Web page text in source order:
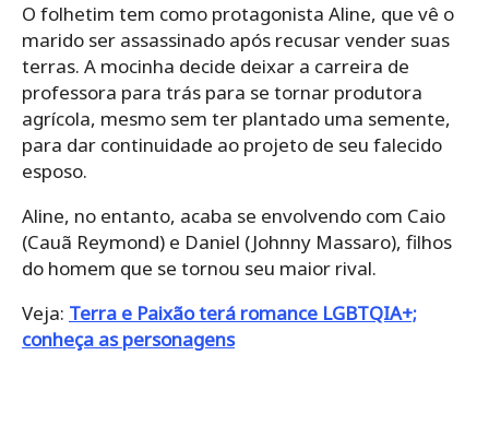
O folhetim tem como protagonista Aline, que vê o
marido ser assassinado após recusar vender suas
terras. A mocinha decide deixar a carreira de
professora para trás para se tornar produtora
agrícola, mesmo sem ter plantado uma semente,
para dar continuidade ao projeto de seu falecido
esposo.
Aline, no entanto, acaba se envolvendo com Caio
(Cauã Reymond) e Daniel (Johnny Massaro), filhos
do homem que se tornou seu maior rival.
Veja: Terra e Paixão terá romance LGBTQIA+;
conheça as personagens